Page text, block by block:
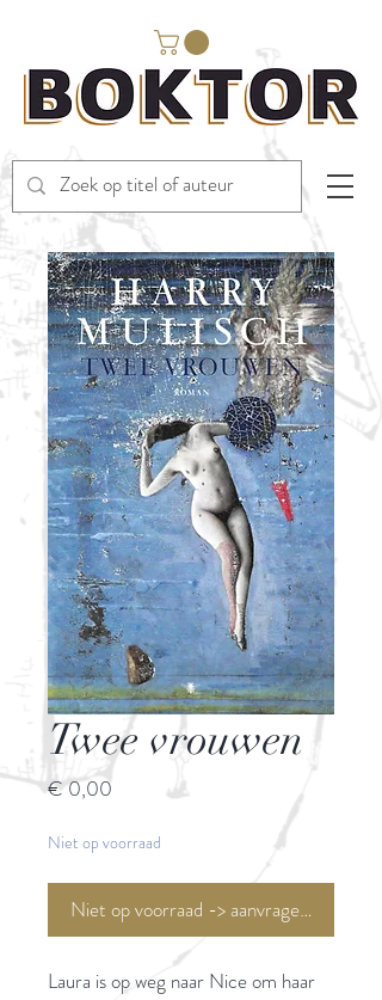
Twee vrouwen
€ 0,00
Niet op voorraad
Niet op voorraad -> aanvragen <-
Laura is op weg naar Nice om haar